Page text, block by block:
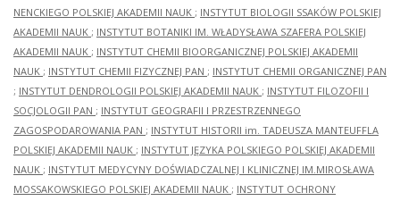
NENCKIEGO POLSKIEJ AKADEMII NAUK ; INSTYTUT BIOLOGII SSAKÓW POLSKIEJ
AKADEMII NAUK ; INSTYTUT BOTANIKI IM. WŁADYSŁAWA SZAFERA POLSKIEJ
AKADEMII NAUK ; INSTYTUT CHEMII BIOORGANICZNEJ POLSKIEJ AKADEMII
NAUK ; INSTYTUT CHEMII FIZYCZNEJ PAN ; INSTYTUT CHEMII ORGANICZNEJ PAN
; INSTYTUT DENDROLOGII POLSKIEJ AKADEMII NAUK ; INSTYTUT FILOZOFII I
SOCJOLOGII PAN ; INSTYTUT GEOGRAFII I PRZESTRZENNEGO
ZAGOSPODAROWANIA PAN ; INSTYTUT HISTORII im. TADEUSZA MANTEUFFLA
POLSKIEJ AKADEMII NAUK ; INSTYTUT JĘZYKA POLSKIEGO POLSKIEJ AKADEMII
NAUK ; INSTYTUT MEDYCYNY DOŚWIADCZALNEJ I KLINICZNEJ IM.MIROSŁAWA
MOSSAKOWSKIEGO POLSKIEJ AKADEMII NAUK ; INSTYTUT OCHRONY